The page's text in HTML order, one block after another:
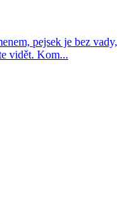
pejsek je bez vady,
vidět. Kom...